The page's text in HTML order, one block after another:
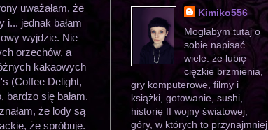
uważałam, że
i... jednak bałam
wyjdzie. Nie
orzechów, a
kakaowych
(Coffee Delight,
bardzo się bałam.
że lody są
że spróbuję.
Kimiko556
Mogłabym tutaj o
sobie napisać
wiele: że lubię
ciężkie brzmienia,
gry komputerowe, filmy i
książki, gotowanie, sushi,
historię II wojny światowej;
góry, w których to przynajmniej